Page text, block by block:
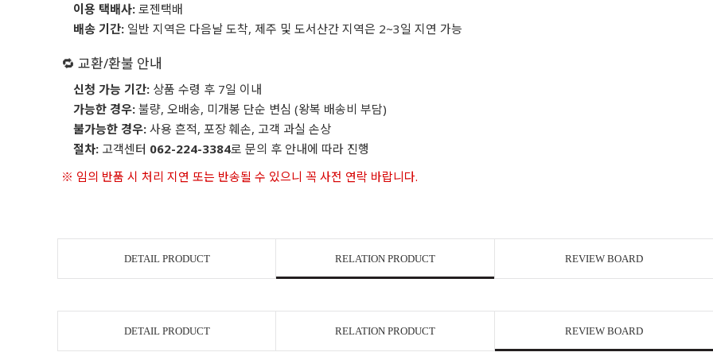
이용 택배사: 로젠택배
배송 기간: 일반 지역은 다음날 도착, 제주 및 도서산간 지역은 2~3일 지연 가능
🔁 교환/환불 안내
신청 가능 기간: 상품 수령 후 7일 이내
가능한 경우: 불량, 오배송, 미개봉 단순 변심 (왕복 배송비 부담)
불가능한 경우: 사용 흔적, 포장 훼손, 고객 과실 손상
절차: 고객센터 062-224-3384로 문의 후 안내에 따라 진행
※ 임의 반품 시 처리 지연 또는 반송될 수 있으니 꼭 사전 연락 바랍니다.
DETAIL PRODUCT RELATION PRODUCT REVIEW BOARD
DETAIL PRODUCT RELATION PRODUCT REVIEW BOARD